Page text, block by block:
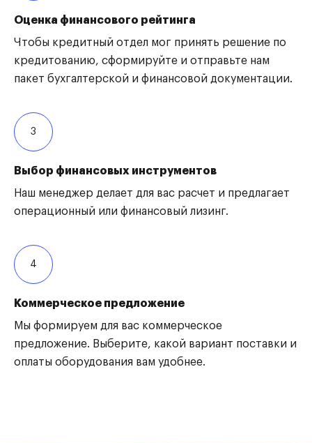
Оценка финансового рейтинга
Чтобы кредитный отдел мог принять решение по
кредитованию, сформируйте и отправьте нам
пакет бухгалтерской и финансовой документации.
3
Выбор финансовых инструментов
Наш менеджер делает для вас расчет и предлагает
операционный или финансовый лизинг.
4
Коммерческое предложение
Мы формируем для вас коммерческое
предложение. Выберите, какой вариант поставки и
оплаты оборудования вам удобнее.